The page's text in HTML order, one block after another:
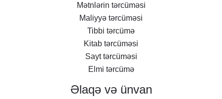
Mətnlərin tərcüməsi
Maliyyə tərcüməsi
Tibbi tərcümə
Kitab tərcüməsi
Sayt tərcüməsi
Elmi tərcümə
Əlaqə və ünvan